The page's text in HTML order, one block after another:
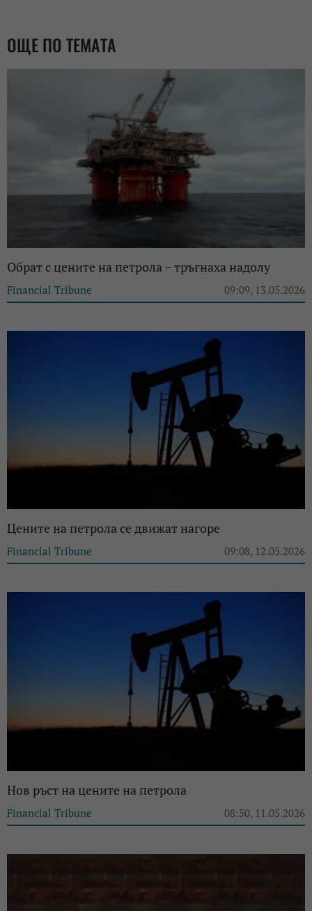
ОЩЕ ПО ТЕМАТА
Обрат с цените на петрола – тръгнаха надолу
Financial Tribune 09:09, 13.05.2026
Цените на петрола се движат нагоре
Financial Tribune 09:08, 12.05.2026
Нов ръст на цените на петрола
Financial Tribune 08:50, 11.05.2026